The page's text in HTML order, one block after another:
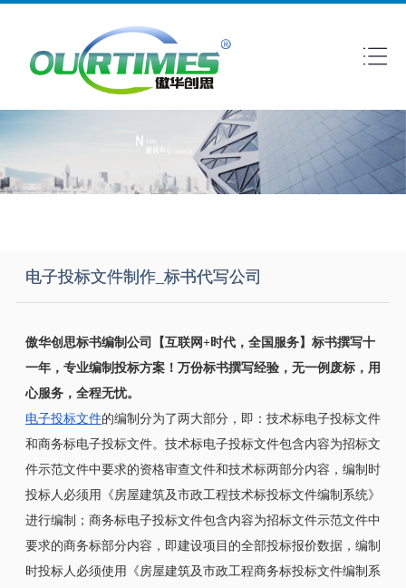
电子投标文件制作_标书代写公司
傲华创思标书编制公司 【互联网+时代，全国服务】 标书撰写十
一年，专业编制投标方案！万份标书撰写经验，无一例废标，用
心服务，全程无忧。
电子投标文件的编制分为了两大部分，即：技术标电子投标文件
和商务标电子投标文件。技术标电子投标文件包含内容为招标文
件示范文件中要求的资格审查文件和技术标两部分内容，编制时
投标人必须用《房屋建筑及市政工程技术标投标文件编制系统》
进行编制；商务标电子投标文件包含内容为招标文件示范文件中
要求的商务标部分内容，即建设项目的全部投标报价数据，编制
时投标人必须使用《房屋建筑及市政工程商务标投标文件编制系